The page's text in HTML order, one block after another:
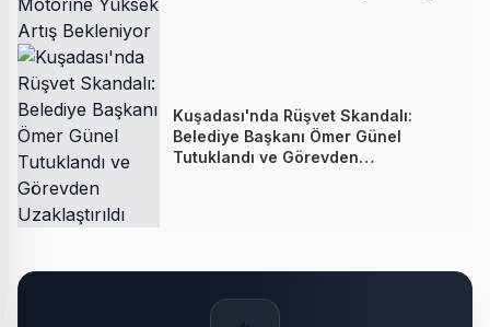
Kuşadası'nda Rüşvet Skandalı:
Belediye Başkanı Ömer Günel
Tutuklandı ve Görevden